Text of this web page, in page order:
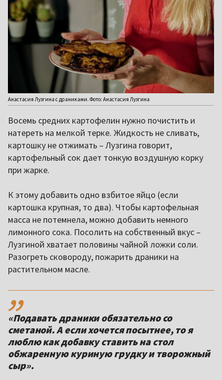
Анастасия Лузгина с драниками. Фото: Анастасия Лузгина
Восемь средних картофелин нужно почистить и
натереть на мелкой терке. Жидкость не сливать,
картошку не отжимать – Лузгина говорит,
картофельный сок дает тонкую воздушную корку
при жарке.
К этому добавить одно взбитое яйцо (если
картошка крупная, то два). Чтобы картофельная
масса не потемнела, можно добавить немного
лимонного сока. Посолить на собственный вкус –
Лузгиной хватает половины чайной ложки соли.
Разогреть сковороду, пожарить драники на
растительном масле.
,,
«Подавать драники обязательно со
сметаной. А если хочется посытнее, то я
люблю как добавку ставить на стол
обжаренную куриную грудку и творожный
сыр».